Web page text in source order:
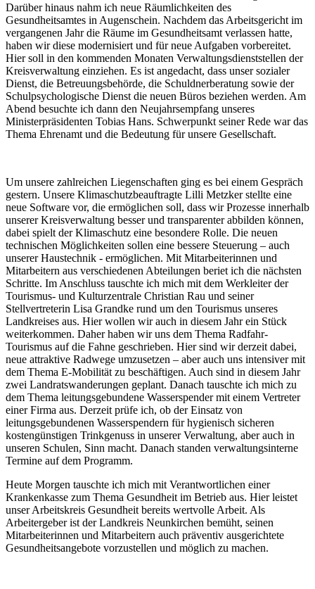
Darüber hinaus nahm ich neue Räumlichkeiten des
Gesundheitsamtes in Augenschein. Nachdem das Arbeitsgericht im
vergangenen Jahr die Räume im Gesundheitsamt verlassen hatte,
haben wir diese modernisiert und für neue Aufgaben vorbereitet.
Hier soll in den kommenden Monaten Verwaltungsdienststellen der
Kreisverwaltung einziehen. Es ist angedacht, dass unser sozialer
Dienst, die Betreuungsbehörde, die Schuldnerberatung sowie der
Schulpsychologische Dienst die neuen Büros beziehen werden. Am
Abend besuchte ich dann den Neujahrsempfang unseres
Ministerpräsidenten Tobias Hans. Schwerpunkt seiner Rede war das
Thema Ehrenamt und die Bedeutung für unsere Gesellschaft.
Um unsere zahlreichen Liegenschaften ging es bei einem Gespräch
gestern. Unsere Klimaschutzbeauftragte Lilli Metzker stellte eine
neue Software vor, die ermöglichen soll, dass wir Prozesse innerhalb
unserer Kreisverwaltung besser und transparenter abbilden können,
dabei spielt der Klimaschutz eine besondere Rolle. Die neuen
technischen Möglichkeiten sollen eine bessere Steuerung – auch
unserer Haustechnik - ermöglichen. Mit Mitarbeiterinnen und
Mitarbeitern aus verschiedenen Abteilungen beriet ich die nächsten
Schritte. Im Anschluss tauschte ich mich mit dem Werkleiter der
Tourismus- und Kulturzentrale Christian Rau und seiner
Stellvertreterin Lisa Grandke rund um den Tourismus unseres
Landkreises aus. Hier wollen wir auch in diesem Jahr ein Stück
weiterkommen. Daher haben wir uns dem Thema Radfahr-
Tourismus auf die Fahne geschrieben. Hier sind wir derzeit dabei,
neue attraktive Radwege umzusetzen – aber auch uns intensiver mit
dem Thema E-Mobilität zu beschäftigen. Auch sind in diesem Jahr
zwei Landratswanderungen geplant. Danach tauschte ich mich zu
dem Thema leitungsgebundene Wasserspender mit einem Vertreter
einer Firma aus. Derzeit prüfe ich, ob der Einsatz von
leitungsgebundenen Wasserspendern für hygienisch sicheren
kostengünstigen Trinkgenuss in unserer Verwaltung, aber auch in
unseren Schulen, Sinn macht. Danach standen verwaltungsinterne
Termine auf dem Programm.
Heute Morgen tauschte ich mich mit Verantwortlichen einer
Krankenkasse zum Thema Gesundheit im Betrieb aus. Hier leistet
unser Arbeitskreis Gesundheit bereits wertvolle Arbeit. Als
Arbeitergeber ist der Landkreis Neunkirchen bemüht, seinen
Mitarbeiterinnen und Mitarbeitern auch präventiv ausgerichtete
Gesundheitsangebote vorzustellen und möglich zu machen.